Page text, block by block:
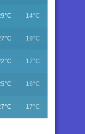
14°C
19°C
17°C
16°C
17°C